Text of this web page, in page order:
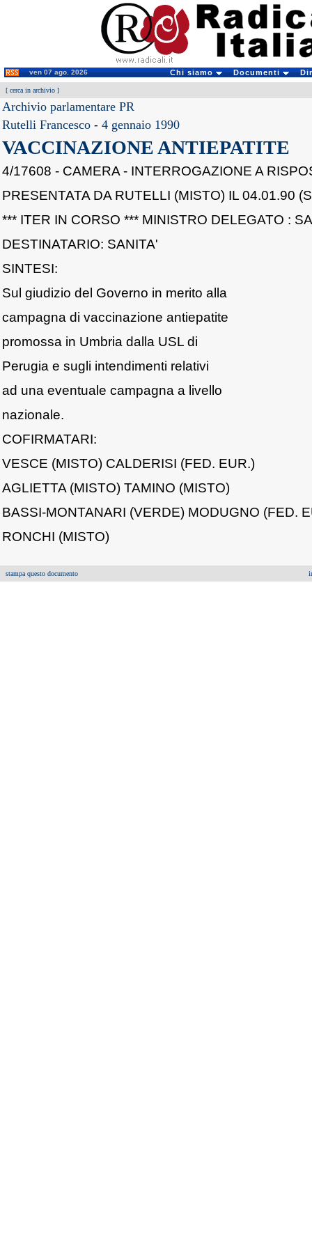
ven 07 ago. 2026 Chi siamo Documenti
[ cerca in archivio ]
Archivio parlamentare PR
Rutelli Francesco - 4 gennaio 1990
VACCINAZIONE ANTIEPATITE
4/17608 - CAMERA - INTERROGAZIONE A
PRESENTATA DA RUTELLI (MISTO) IL 04.01.90
*** ITER IN CORSO *** MINISTRO DELEGATO :
DESTINATARIO: SANITA'
SINTESI:
Sul giudizio del Governo in merito alla
campagna di vaccinazione antiepatite
promossa in Umbria dalla USL di
Perugia e sugli intendimenti relativi
ad una eventuale campagna a livello
nazionale.
COFIRMATARI:
VESCE (MISTO) CALDERISI (FED. EUR.)
AGLIETTA (MISTO) TAMINO (MISTO)
BASSI-MONTANARI (VERDE) MODUGNO (FED.
RONCHI (MISTO)
stampa questo documento